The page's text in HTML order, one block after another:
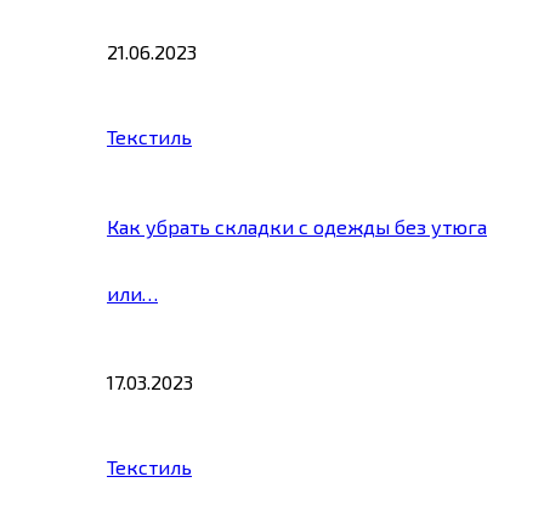
21.06.2023
Текстиль
Как убрать складки с одежды без утюга
или…
17.03.2023
Текстиль